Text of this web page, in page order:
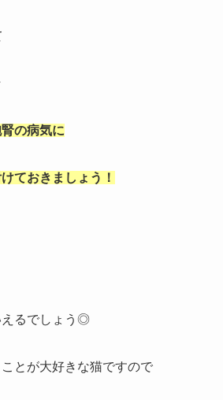
の病気に
ておきましょう！
えるでしょう◎
とが大好きな猫ですので